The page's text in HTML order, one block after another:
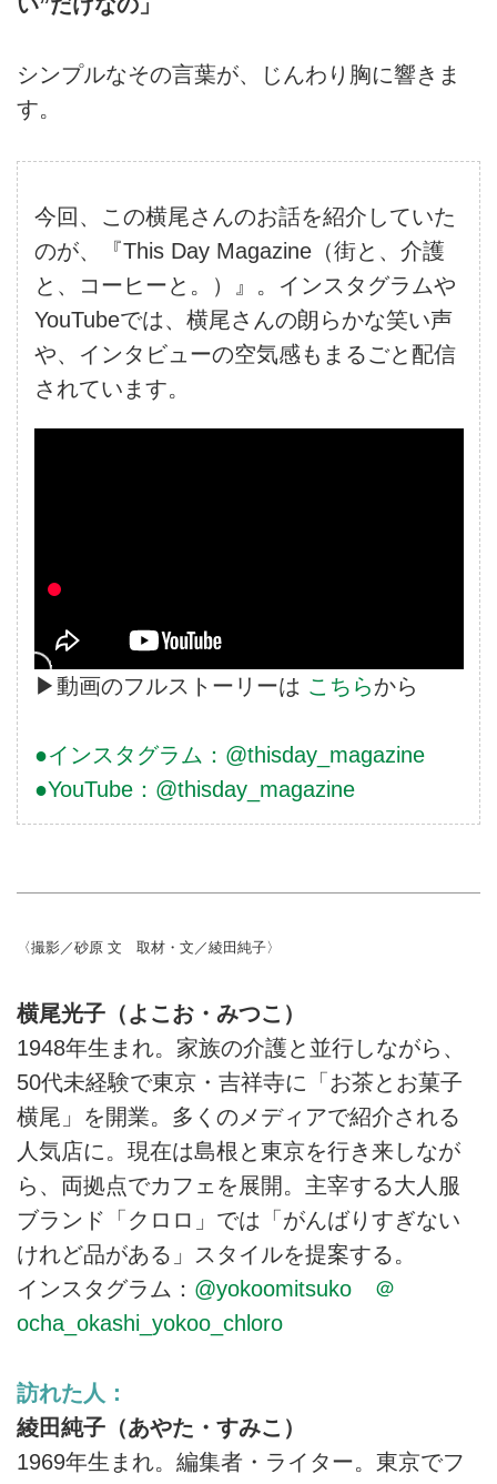
い”だけなの」
シンプルなその言葉が、じんわり胸に響きま
す。
今回、この横尾さんのお話を紹介していた
のが、『This Day Magazine（街と、介護
と、コーヒーと。）』。インスタグラムや
YouTubeでは、横尾さんの朗らかな笑い声
や、インタビューの空気感もまるごと配信
されています。
▶動画のフルストーリーは こちらから
●インスタグラム：@thisday_magazine
●YouTube：@thisday_magazine
〈撮影／砂原 文 取材・文／綾田純子〉
横尾光子（よこお・みつこ）
1948年生まれ。家族の介護と並行しながら、
50代未経験で東京・吉祥寺に「お茶とお菓子
横尾」を開業。多くのメディアで紹介される
人気店に。現在は島根と東京を行き来しなが
ら、両拠点でカフェを展開。主宰する大人服
ブランド「クロロ」では「がんばりすぎない
けれど品がある」スタイルを提案する。
インスタグラム： @yokoomitsuko
＠
ocha_okashi_yokoo_chloro
訪れた人：
綾田純子（あやた・すみこ）
1969年生まれ。編集者・ライター。東京でフ